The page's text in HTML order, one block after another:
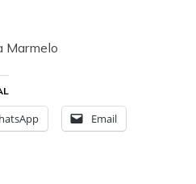
Marmelo
Email